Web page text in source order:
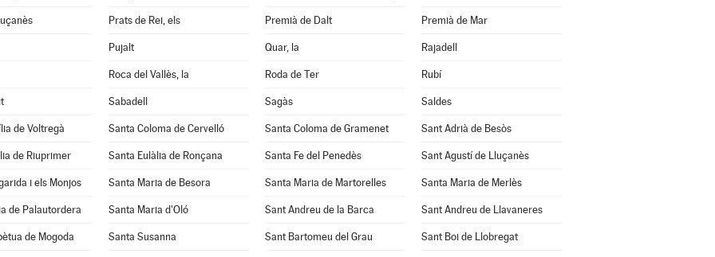
Prats de Rei, els Premià de Dalt Premià de Mar
Pujalt Quar, la Rajadell
Roca del Vallès, la Roda de Ter Rubí
Sabadell Sagàs Saldes
de Voltregà Santa Coloma de Cervelló Santa Coloma de Gramenet Sant Adrià de Besòs
de Riuprimer Santa Eulàlia de Ronçana Santa Fe del Penedès Sant Agustí de Lluçanès
i els Monjos Santa Maria de Besora Santa Maria de Martorelles Santa Maria de Merlès
de Palautordera Santa Maria d'Oló Sant Andreu de la Barca Sant Andreu de Llavaneres
de Mogoda Santa Susanna Sant Bartomeu del Grau Sant Boi de Llobregat